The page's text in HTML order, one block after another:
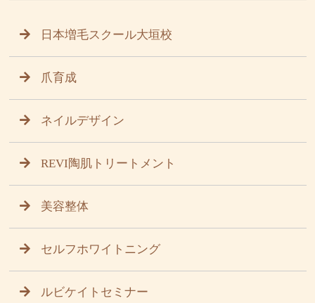
日本増毛スクール大垣校
爪育成
ネイルデザイン
REVI陶肌トリートメント
美容整体
セルフホワイトニング
ルビケイトセミナー